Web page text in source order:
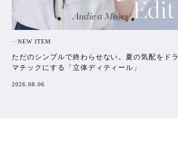
NEW ITEM
ただのシンプルで終わらせない。夏の気配をドラ
マチックにする「立体ディティール」
2026.08.06